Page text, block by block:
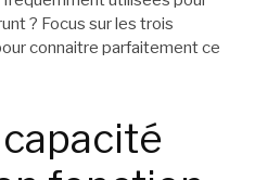
? Focus sur les trois
connaitre parfaitement ce